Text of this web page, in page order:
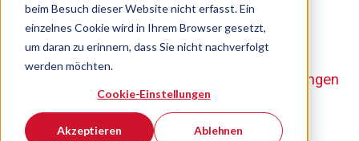
beim Besuch dieser Website nicht erfasst. Ein
einzelnes Cookie wird in Ihrem Browser gesetzt,
um daran zu erinnern, dass Sie nicht nachverfolgt
werden möchten.
Cookie-Einstellungen
Akzeptieren Ablehnen
Seminar Freie Plätze verfügbar
Wichtige Vertragsinhalte und Haftungsregelungen